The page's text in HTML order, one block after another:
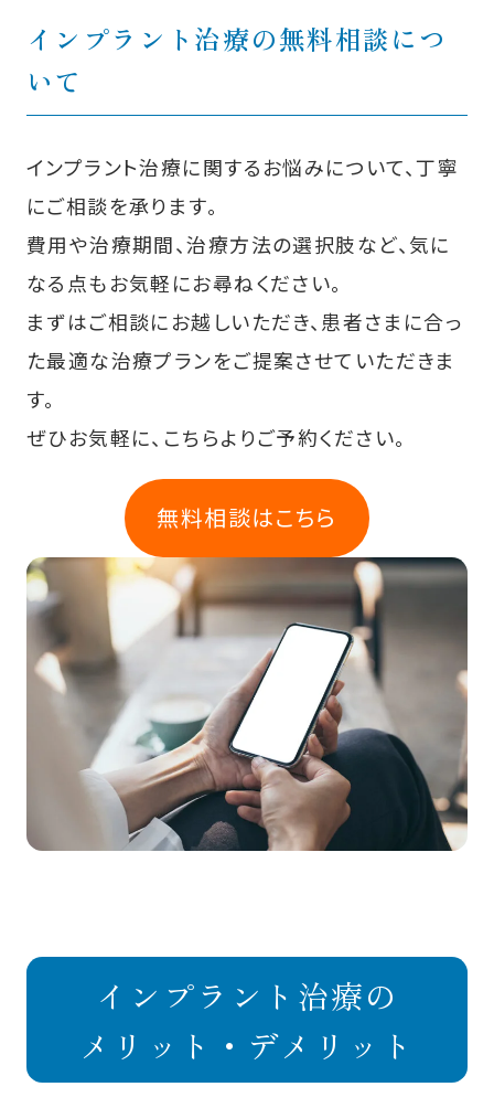
インプラント治療の無料相談につ
いて
インプラント治療に関するお悩みについて、丁寧
にご相談を承ります。
費用や治療期間、治療方法の選択肢など、気に
なる点もお気軽にお尋ねください。
まずはご相談にお越しいただき、患者さまに合っ
た最適な治療プランをご提案させていただきま
す。
ぜひお気軽に、こちらよりご予約ください。
無料相談はこちら
インプラント治療の
メリット・デメリット